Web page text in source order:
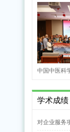
中国中医科
学术成绩
对企业服务